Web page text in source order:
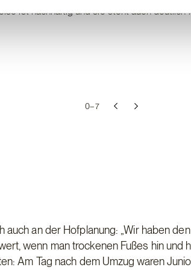
ist nachhaltig und sie steht auch deutlich
0–7
an der Hofplanung: „Wir haben
wenn man trockenen Fußes hin und
Am Tag nach dem Umzug waren